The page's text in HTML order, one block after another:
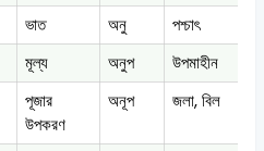
ভাত অনু পশ্চাৎ
মূল্য অনুপ উপমাহীন
পূজার
উপকরণ
অনূপ জলা, বিল